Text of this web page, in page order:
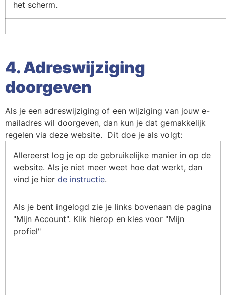
het scherm.
4. Adreswijziging
doorgeven
Als je een adreswijziging of een wijziging van jouw e-
mailadres wil doorgeven, dan kun je dat gemakkelijk
regelen via deze website. Dit doe je als volgt:
Allereerst log je op de gebruikelijke manier in op de
website. Als je niet meer weet hoe dat werkt, dan
vind je hier de instructie.
Als je bent ingelogd zie je links bovenaan de pagina
"Mijn Account". Klik hierop en kies voor "Mijn
profiel"